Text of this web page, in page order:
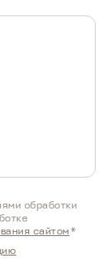
обработки
сайтом*